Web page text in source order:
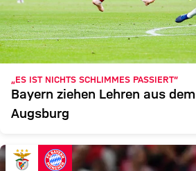
„ES IST NICHTS SCHLIMMES PASSIERT“
Bayern ziehen Lehren aus
Augsburg